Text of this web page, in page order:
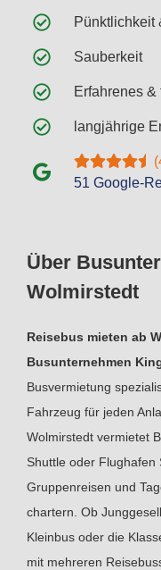
Über
Wolmirstedt
Reisebus mieten ab
Busunternehmen
Busvermietung
Fahrzeug für jeden
Wolmirstedt vermietet
Shuttle oder Flughafen
Gruppenreisen und
chartern. Ob
Kleinbus oder die
mit mehreren
Pünktlichkeit
Sauberkeit
Erfahrenes &
langjährige
51 Google-